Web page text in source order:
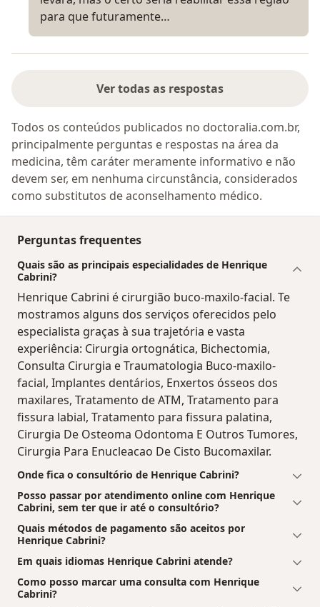
para que futuramente…
Ver todas as respostas
Todos os conteúdos publicados no doctoralia.com.br,
principalmente perguntas e respostas na área da
medicina, têm caráter meramente informativo e não
devem ser, em nenhuma circunstância, considerados
como substitutos de aconselhamento médico.
Perguntas frequentes
Quais são as principais especialidades de Henrique
Cabrini?
Henrique Cabrini é cirurgião buco-maxilo-facial. Te
mostramos alguns dos serviços oferecidos pelo
especialista graças à sua trajetória e vasta
experiência: Cirurgia ortognática, Bichectomia,
Consulta Cirurgia e Traumatologia Buco-maxilo-
facial, Implantes dentários, Enxertos ósseos dos
maxilares, Tratamento de ATM, Tratamento para
fissura labial, Tratamento para fissura palatina,
Cirurgia De Osteoma Odontoma E Outros Tumores,
Cirurgia Para Enucleacao De Cisto Bucomaxilar.
Onde fica o consultório de Henrique Cabrini?
Posso passar por atendimento online com Henrique
Cabrini, sem ter que ir até o consultório?
Quais métodos de pagamento são aceitos por
Henrique Cabrini?
Em quais idiomas Henrique Cabrini atende?
Como posso marcar uma consulta com Henrique
Cabrini?